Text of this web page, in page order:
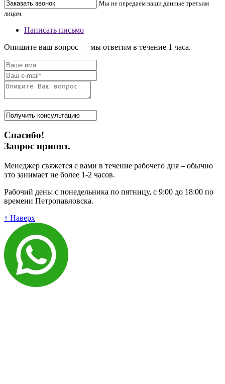
Мы не передаем ваши данные третьим
лицам.
Написать письмо
Опишите ваш вопрос — мы ответим в течение 1 часа.
Спасибо!
Запрос принят.
Менеджер свяжется с вами в течение рабочего дня – обычно
это занимает не более 1-2 часов.
Рабочий день: с понедельника по пятницу, с 9:00 до 18:00 по
времени Петропавловска.
↑ Наверх